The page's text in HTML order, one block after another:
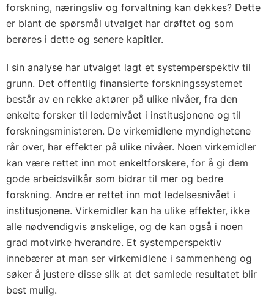
forskning, næringsliv og forvaltning kan dekkes? Dette
er blant de spørsmål utvalget har drøftet og som
berøres i dette og senere kapitler.
I sin analyse har utvalget lagt et systemperspektiv til
grunn. Det offentlig finansierte forskningssystemet
består av en rekke aktører på ulike nivåer, fra den
enkelte forsker til ledernivået i institusjonene og til
forskningsministeren. De virkemidlene myndighetene
rår over, har effekter på ulike nivåer. Noen virkemidler
kan være rettet inn mot enkeltforskere, for å gi dem
gode arbeidsvilkår som bidrar til mer og bedre
forskning. Andre er rettet inn mot ledelsesnivået i
institusjonene. Virkemidler kan ha ulike effekter, ikke
alle nødvendigvis ønskelige, og de kan også i noen
grad motvirke hverandre. Et systemperspektiv
innebærer at man ser virkemidlene i sammenheng og
søker å justere disse slik at det samlede resultatet blir
best mulig.